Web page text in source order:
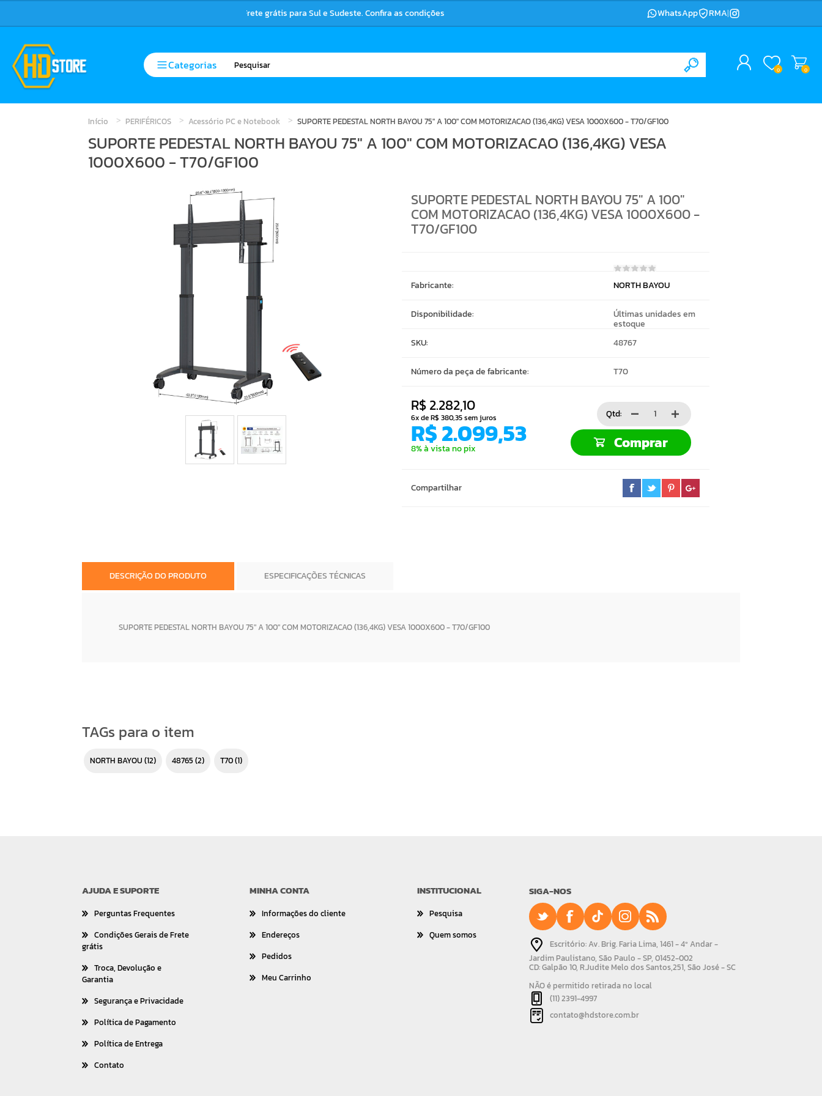
Frete grátis para Sul e Sudeste. Confira as condições WhatsApp RMA|
Categorias 0 0
Início PERIFÉRICOS Acessório PC e Notebook SUPORTE PEDESTAL NORTH BAYOU 75" A 100" COM MOTORIZACAO (136,4KG) VESA 1000X600 - T70/GF100
SUPORTE PEDESTAL NORTH BAYOU 75" A 100" COM MOTORIZACAO (136,4KG) VESA
1000X600 - T70/GF100
SUPORTE PEDESTAL NORTH BAYOU 75" A 100"
COM MOTORIZACAO (136,4KG) VESA 1000X600 -
T70/GF100
Fabricante: NORTH BAYOU
Disponibilidade: Últimas unidades em
estoque
SKU:
48767
Número da peça de fabricante: T70
R$ 2.282,10
6x de R$ 380,35 sem juros
R$ 2.099,53
8% à vista no pix
Qtd:
Comprar
Compartilhar
DESCRIÇÃO DO PRODUTO ESPECIFICAÇÕES TÉCNICAS
SUPORTE PEDESTAL NORTH BAYOU 75" A 100" COM MOTORIZACAO (136,4KG) VESA 1000X600 - T70/GF100
TAGs para o item
NORTH BAYOU (12) 48765 (2) T70(1)
AJUDA E SUPORTE
Perguntas Frequentes
Condições Gerais de Frete
grátis
Troca, Devolução e
Garantia
Segurança e Privacidade
Política de Pagamento
Política de Entrega
Contato
MINHA CONTA
Informações do cliente
Endereços
Pedidos
Meu Carrinho
INSTITUCIONAL
Pesquisa
Quem somos
SIGA-NOS
Escritório: Av. Brig. Faria Lima, 1461 - 4º Andar -
Jardim Paulistano, São Paulo - SP, 01452-002
CD: Galpão 10, R.Judite Melo dos Santos,251, São José - SC
NÃO é permitido retirada no local
(11) 2391-4997
contato@hdstore.com.br